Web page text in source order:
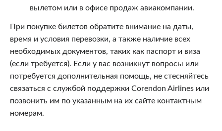
вылетом или в офисе продаж авиакомпании.
При покупке билетов обратите внимание на даты,
время и условия перевозки, а также наличие всех
необходимых документов, таких как паспорт и виза
(если требуется). Если у вас возникнут вопросы или
потребуется дополнительная помощь, не стесняйтесь
связаться с службой поддержки Corendon Airlines или
позвонить им по указанным на их сайте контактным
номерам.